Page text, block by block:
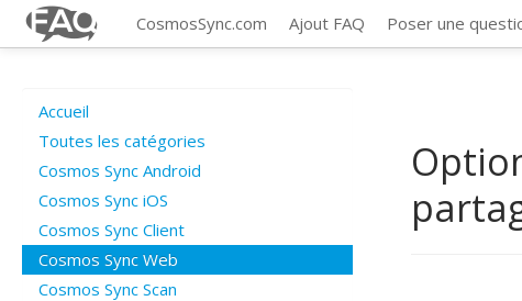
CosmosSync.com Ajout FAQ Poser une
Accueil
Toutes les catégories
Cosmos Sync Android
Cosmos Sync iOS
Cosmos Sync Client
Cosmos Sync Web
Cosmos Sync Scan